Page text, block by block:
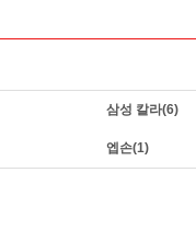
삼성 칼라(6)
엡손(1)